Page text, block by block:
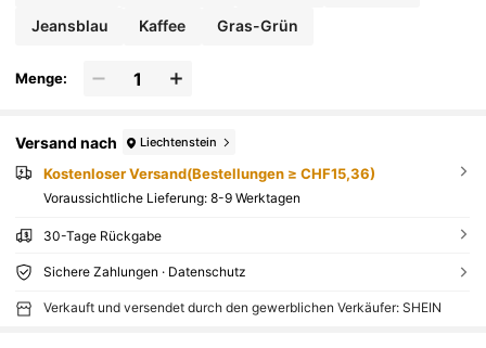
Jeansblau Kaffee Gras-Grün
Menge:
Versand nach Liechtenstein
Kostenloser Versand(Bestellungen ≥ CHF15,36)
Voraussichtliche Lieferung: 8-9 Werktagen
30-Tage Rückgabe
Sichere Zahlungen · Datenschutz
Verkauft und versendet durch den gewerblichen Verkäufer: SHEIN